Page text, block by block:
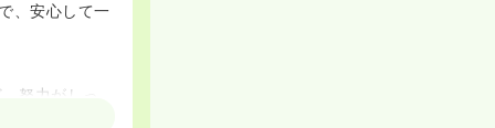
、安心して一
努力がしっ